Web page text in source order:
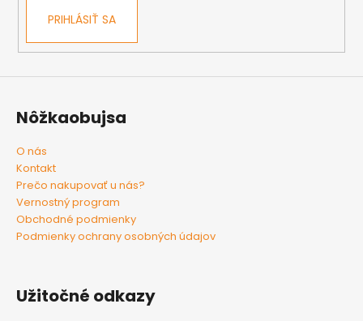
PRIHLÁSIŤ SA
Nôžkaobujsa
O nás
Kontakt
Prečo nakupovať u nás?
Vernostný program
Obchodné podmienky
Podmienky ochrany osobných údajov
Užitočné odkazy